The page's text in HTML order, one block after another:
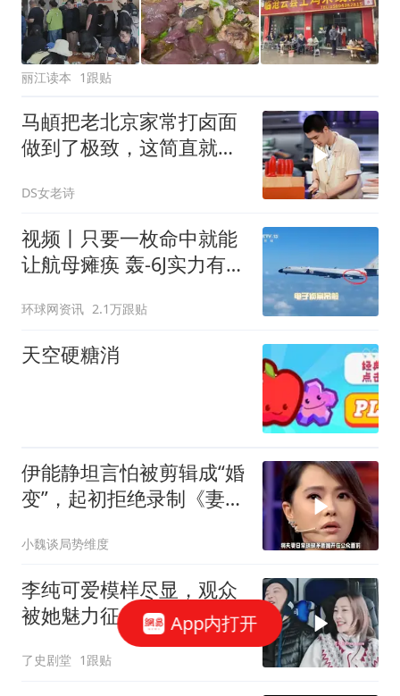
丽江读本 1跟贴
马頔把老北京家常打卤面
做到了极致，这简直就是
DS女老诗
视频丨只要一枚命中就能
让航母瘫痪 轰-6J实力有多
环球网资讯 2.1万跟贴
天空硬糖消
伊能静坦言怕被剪辑成“婚
变”，起初拒绝录制《妻子
小魏谈局势维度
李纯可爱模样尽显，观众
被她魅力征服，可爱形象
了史剧堂 1跟贴
App内打开